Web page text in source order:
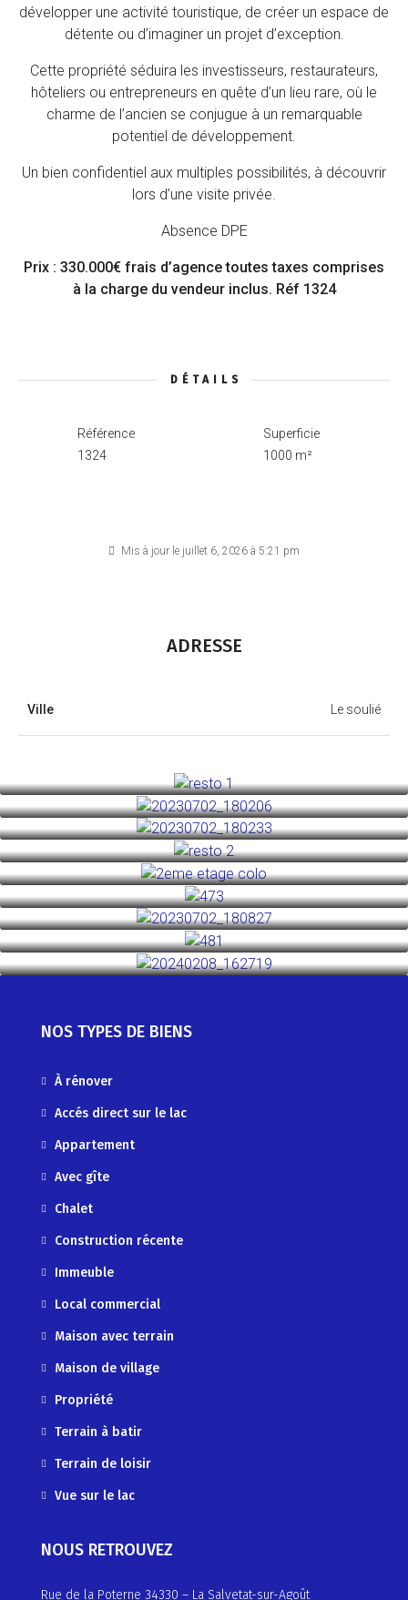
développer une activité touristique, de créer un espace de
détente ou d’imaginer un projet d’exception.
Cette propriété séduira les investisseurs, restaurateurs,
hôteliers ou entrepreneurs en quête d’un lieu rare, où le
charme de l’ancien se conjugue à un remarquable
potentiel de développement.
Un bien confidentiel aux multiples possibilités, à découvrir
lors d’une visite privée.
Absence DPE
Prix : 330.000€ frais d’agence toutes taxes comprises
à la charge du vendeur inclus. Réf 1324
DÉTAILS
Référence
1324
Superficie
1000 m²
Mis à jour le juillet 6, 2026 à 5:21 pm
ADRESSE
Ville Le soulié
NOS TYPES DE BIENS
À rénover
Accés direct sur le lac
Appartement
Avec gîte
Chalet
Construction récente
Immeuble
Local commercial
Maison avec terrain
Maison de village
Propriété
Terrain à batir
Terrain de loisir
Vue sur le lac
NOUS RETROUVEZ
Rue de la Poterne 34330 – La Salvetat-sur-Agoût